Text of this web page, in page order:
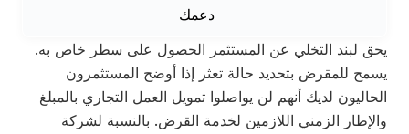
دعمك
يحق لبند التخلي عن المستثمر الحصول على سطر خاص به.
يسمح للمقرض بتحديد حالة تعثر إذا أوضح المستثمرون
الحاليون لديك أنهم لن يواصلوا تمويل العمل التجاري بالمبلغ
والإطار الزمني اللازمين لخدمة القرض. بالنسبة لشركة